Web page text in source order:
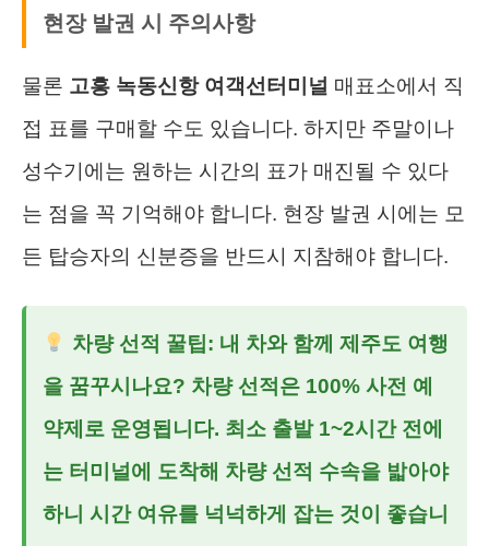
현장 발권 시 주의사항
물론 고흥 녹동신항 여객선터미널 매표소에서 직
접 표를 구매할 수도 있습니다. 하지만 주말이나
성수기에는 원하는 시간의 표가 매진될 수 있다
는 점을 꼭 기억해야 합니다. 현장 발권 시에는 모
든 탑승자의 신분증을 반드시 지참해야 합니다.
차량 선적 꿀팁: 내 차와 함께 제주도 여행
을 꿈꾸시나요? 차량 선적은 100% 사전 예
약제로 운영됩니다. 최소 출발 1~2시간 전에
는 터미널에 도착해 차량 선적 수속을 밟아야
하니 시간 여유를 넉넉하게 잡는 것이 좋습니